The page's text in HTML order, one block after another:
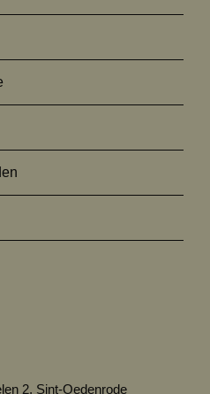
2, Sint-Oedenrode